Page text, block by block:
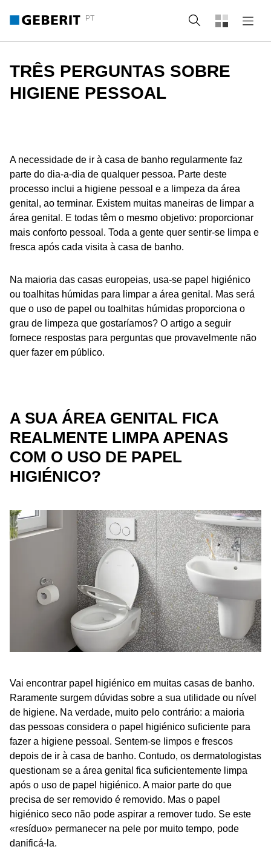
PT Pesquisa
TRÊS PERGUNTAS SOBRE
HIGIENE PESSOAL
A necessidade de ir à casa de banho regularmente faz
parte do dia-a-dia de qualquer pessoa. Parte deste
processo inclui a higiene pessoal e a limpeza da área
genital, ao terminar. Existem muitas maneiras de limpar a
área genital. E todas têm o mesmo objetivo: proporcionar
mais conforto pessoal. Toda a gente quer sentir-se limpa e
fresca após cada visita à casa de banho.
Na maioria das casas europeias, usa-se papel higiénico
ou toalhitas húmidas para limpar a área genital. Mas será
que o uso de papel ou toalhitas húmidas proporciona o
grau de limpeza que gostaríamos? O artigo a seguir
fornece respostas para perguntas que provavelmente não
quer fazer em público.
A SUA ÁREA GENITAL FICA
REALMENTE LIMPA APENAS
COM O USO DE PAPEL
HIGIÉNICO?
Vai encontrar papel higiénico em muitas casas de banho.
Raramente surgem dúvidas sobre a sua utilidade ou nível
de higiene. Na verdade, muito pelo contrário: a maioria
das pessoas considera o papel higiénico suficiente para
fazer a higiene pessoal. Sentem-se limpos e frescos
depois de ir à casa de banho. Contudo, os dermatologistas
questionam se a área genital fica suficientemente limpa
após o uso de papel higiénico. A maior parte do que
precisa de ser removido é removido. Mas o papel
higiénico seco não pode aspirar a remover tudo. Se este
«resíduo» permanecer na pele por muito tempo, pode
danificá-la.